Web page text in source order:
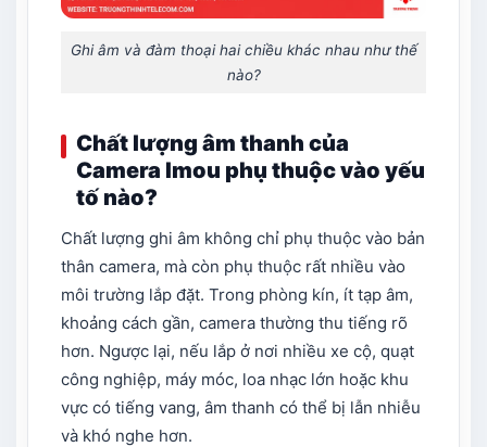
Ghi âm và đàm thoại hai chiều khác nhau như thế
nào?
Chất lượng âm thanh của
Camera Imou phụ thuộc vào yếu
tố nào?
Chất lượng ghi âm không chỉ phụ thuộc vào bản
thân camera, mà còn phụ thuộc rất nhiều vào
môi trường lắp đặt. Trong phòng kín, ít tạp âm,
khoảng cách gần, camera thường thu tiếng rõ
hơn. Ngược lại, nếu lắp ở nơi nhiều xe cộ, quạt
công nghiệp, máy móc, loa nhạc lớn hoặc khu
vực có tiếng vang, âm thanh có thể bị lẫn nhiễu
và khó nghe hơn.